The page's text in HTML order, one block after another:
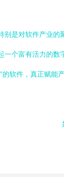
是对软件产业的
个富有活力的
软件，真正赋能